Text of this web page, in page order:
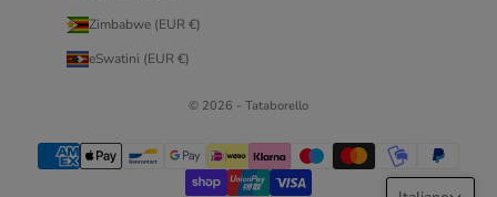
Zimbabwe (EUR €)
eSwatini (EUR €)
© 2026 - Tataborello